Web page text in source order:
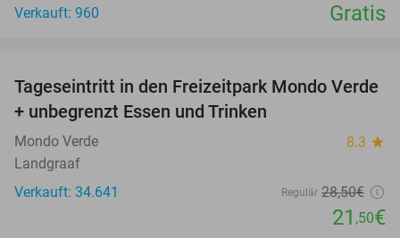
Verkauft: 960
Gratis
25%
Tageseintritt in den Freizeitpark Mondo Verde
+ unbegrenzt Essen und Trinken
Mondo Verde 8.3 star
Landgraaf
Verkauft: 34.641
Regulär 28,50€
21 ,50€